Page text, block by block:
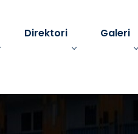
Direktori Galeri